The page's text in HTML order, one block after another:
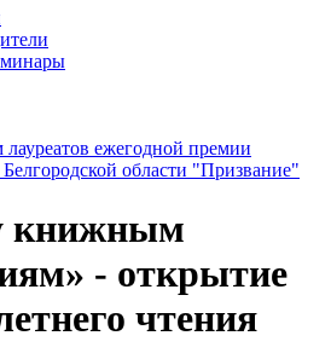
лауреатов ежегодной премии
Белгородской области "Призвание"
книжным
- открытие
чтения